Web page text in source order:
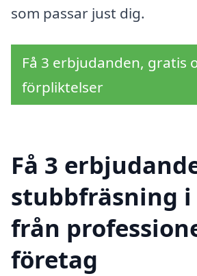
som passar just dig.
Få 3 erbjudanden, gratis
förpliktelser
Få 3
stubbfräsning i
från
företag